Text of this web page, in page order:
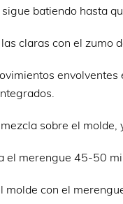
sigue batiendo hasta
claras con el zumo
sobre el
el merengue 45-50
molde con el